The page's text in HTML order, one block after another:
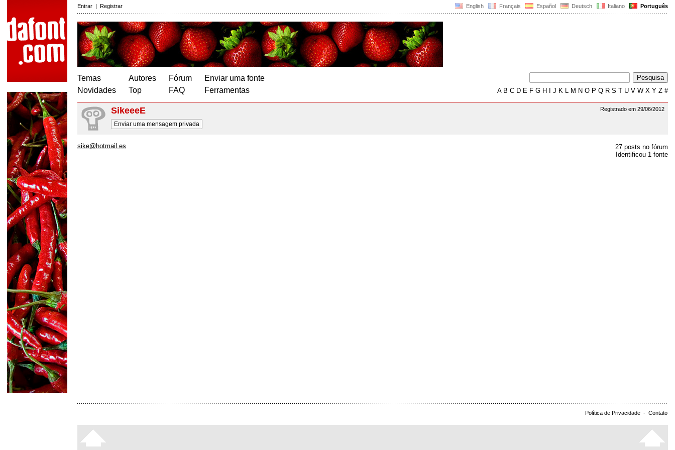
English Français Español Deutsch Italiano Português
Entrar | Registrar
Temas
Novidades
Autores
Top
Fórum
FAQ
Enviar uma fonte
Ferramentas
AB C D E F G H J K L M N O P Q R S T U V W X Y Z #
Registrado em 29/06/2012
SikeeeE
Enviar uma mensagem privada
27 posts no fórum
Identificou 1 fonte
sike@hotmail.es
Política de Privacidade - Contato